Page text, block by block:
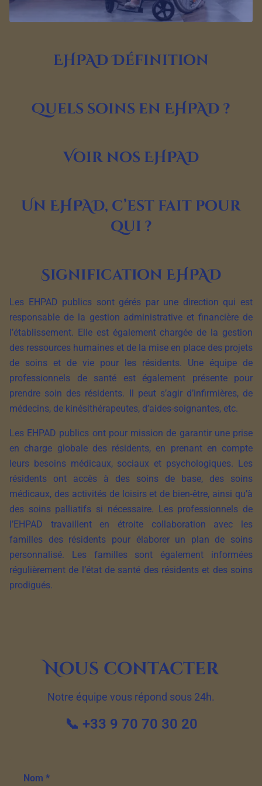
EHPAD Définition
Quels soins en EHPAD ?
Voir nos EHPAD
Un EHPAD, c’est fait pour
qui ?
Signification EHPAD
Les EHPAD publics sont gérés par une direction qui est
responsable de la gestion administrative et financière de
l’établissement. Elle est également chargée de la gestion
des ressources humaines et de la mise en place des projets
de soins et de vie pour les résidents. Une équipe de
professionnels de santé est également présente pour
prendre soin des résidents. Il peut s’agir d’infirmières, de
médecins, de kinésithérapeutes, d’aides-soignantes, etc.
Les EHPAD publics ont pour mission de garantir une prise
en charge globale des résidents, en prenant en compte
leurs besoins médicaux, sociaux et psychologiques. Les
résidents ont accès à des soins de base, des soins
médicaux, des activités de loisirs et de bien-être, ainsi qu’à
des soins palliatifs si nécessaire. Les professionnels de
l’EHPAD travaillent en étroite collaboration avec les
familles des résidents pour élaborer un plan de soins
personnalisé. Les familles sont également informées
régulièrement de l’état de santé des résidents et des soins
prodigués.
Nous contacter
Notre équipe vous répond sous 24h.
📞 +33 9 70 70 30 20
Nom *